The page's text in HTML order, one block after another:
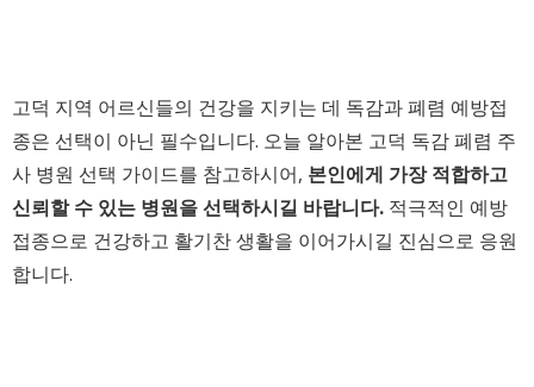
고덕 지역 어르신들의 건강을 지키는 데 독감과 폐렴 예방접
종은 선택이 아닌 필수입니다. 오늘 알아본 고덕 독감 폐렴 주
사 병원 선택 가이드를 참고하시어, 본인에게 가장 적합하고
신뢰할 수 있는 병원을 선택하시길 바랍니다. 적극적인 예방
접종으로 건강하고 활기찬 생활을 이어가시길 진심으로 응원
합니다.